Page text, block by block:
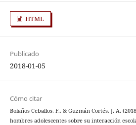
HTML
Publicado
2018-01-05
Cómo citar
Bolaños Ceballos, F., & Guzmán Cortés, J. A.
hombres adolescentes sobre su interacción